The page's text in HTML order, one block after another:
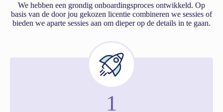
We hebben een grondig onboardingsproces ontwikkeld. Op
basis van de door jou gekozen licentie combineren we sessies of
bieden we aparte sessies aan om dieper op de details in te gaan.
1